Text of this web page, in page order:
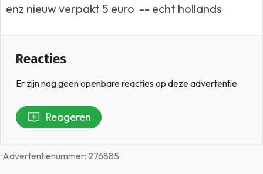
enz nieuw verpakt 5 euro -- echt hollands
Reacties
Er zijn nog geen openbare reacties op deze advertentie
Reageren
Advertentienummer: 276885